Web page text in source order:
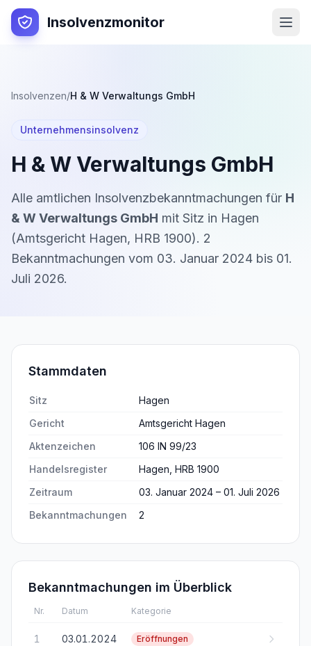
Insolvenzmonitor
Insolvenzen/H & W Verwaltungs GmbH
Unternehmensinsolvenz
H & W Verwaltungs GmbH
Alle amtlichen Insolvenzbekanntmachungen für H
& W Verwaltungs GmbH mit Sitz in Hagen
(Amtsgericht Hagen, HRB 1900). 2
Bekanntmachungen vom 03. Januar 2024 bis 01.
Juli 2026.
Stammdaten
Sitz
Hagen
Gericht
Amtsgericht Hagen
Aktenzeichen
106 IN 99/23
Handelsregister
Hagen, HRB 1900
Zeitraum
03. Januar 2024 – 01. Juli 2026
Bekanntmachungen
2
Bekanntmachungen im Überblick
Nr. Datum Kategorie
1 03.01.2024 Eröffnungen